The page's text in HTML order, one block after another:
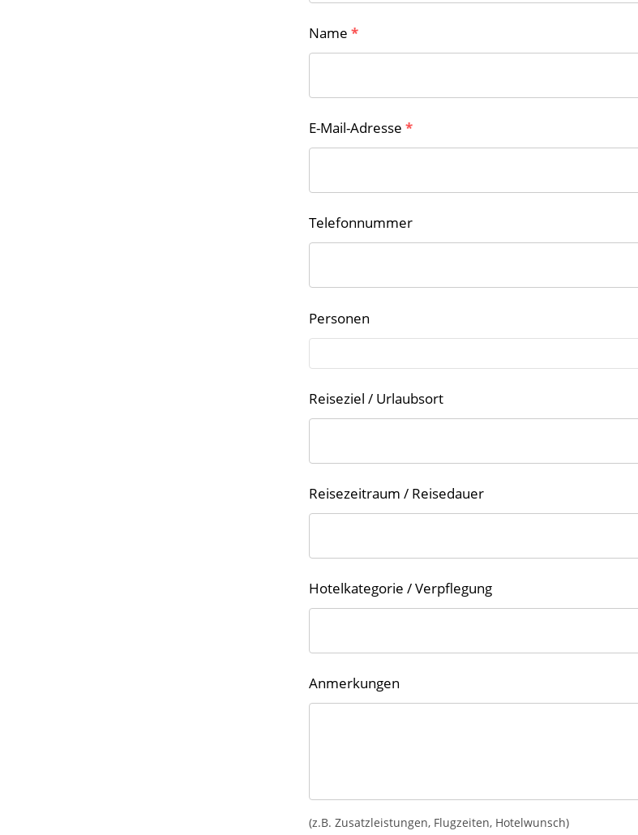
Name *
E-Mail-Adresse *
Telefonnummer
Personen
Reiseziel / Urlaubsort
Reisezeitraum / Reisedauer
Hotelkategorie / Verpflegung
Anmerkungen
(z.B. Zusatzleistungen, Flugzeiten, Hotelwunsch)